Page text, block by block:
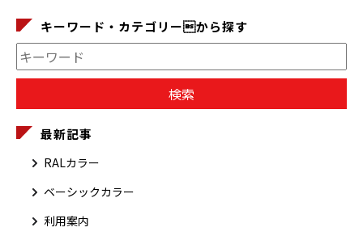
キーワード・カテゴリーから探す
最新記事
RALカラー
ベーシックカラー
利用案内